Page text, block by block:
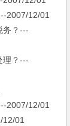
2007/12/01
？---
？---
2007/12/01
01